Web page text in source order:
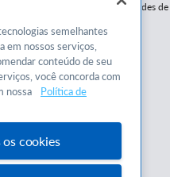
Franquias / Redes de
Moda
Moveleiro
Saúde
Turismo
Mercopar
semelhantes
em nossos serviços,
conteúdo de seu
você concorda com
nossa
Política de
cookies